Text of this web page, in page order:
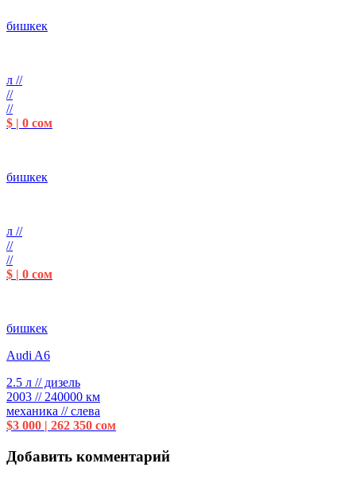
бишкек
л //
//
//
$ | 0 сом
бишкек
л //
//
//
$ | 0 сом
бишкек
Audi A6
2.5 л // дизель
2003 // 240000 км
механика // слева
$3 000 | 262 350 сом
Добавить комментарий